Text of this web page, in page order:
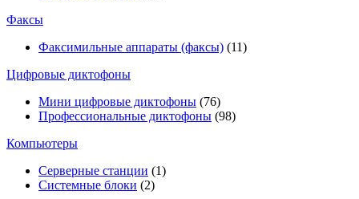
Факсы
Факсимильные аппараты (факсы) (11)
Цифровые диктофоны
Мини цифровые диктофоны (76)
Профессиональные диктофоны (98)
Компьютеры
Серверные станции (1)
Системные блоки (2)